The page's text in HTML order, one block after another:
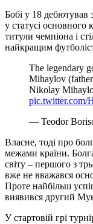
Бобі у 18 дебютував
у статусі
титули чемпіона і
найкращим
The legendary
Mihaylov
Nikolay
pic.twitter.com/
— Teodor
Власне, тоді про
межами країни.
світу – першого з
вже не вважався
Проте найбільш
виявився другий
У стартовій грі